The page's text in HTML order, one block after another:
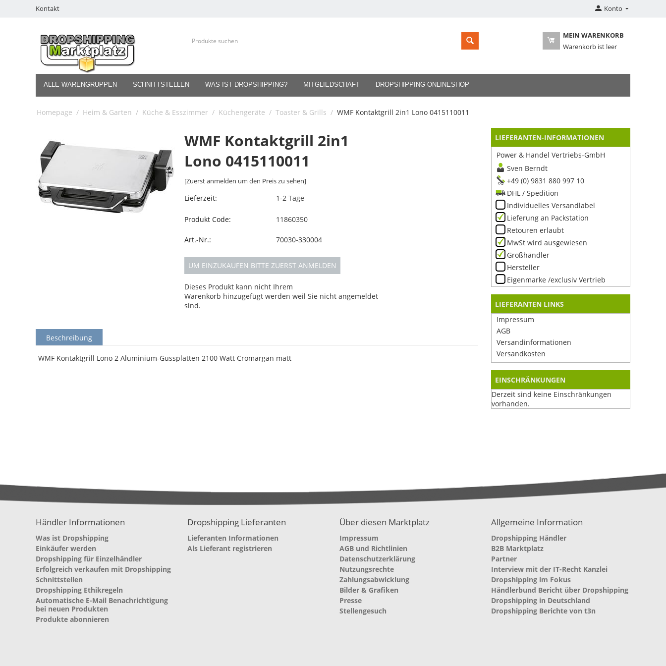
Kontakt Konto
MEIN WARENKORB
Warenkorb ist leer
ALLE WARENGRUPPEN SCHNITTSTELLEN WAS IST DROPSHIPPING? MITGLIEDSCHAFT DROPSHIPPING ONLINESHOP
Homepage / Heim & Garten / Küche & Esszimmer / Küchengeräte / Toaster & Grills / WMF Kontaktgrill 2in1 Lono 0415110011
WMF Kontaktgrill 2in1
Lono 0415110011
[Zuerst anmelden um den Preis zu sehen]
Lieferzeit: 1-2 Tage
Produkt Code: 11860350
Art.-Nr.: 70030-330004
UM EINZUKAUFEN BITTE ZUERST ANMELDEN
Dieses Produkt kann nicht Ihrem
Warenkorb hinzugefügt werden weil Sie nicht angemeldet
sind.
Beschreibung
WMF Kontaktgrill Lono 2 Aluminium-Gussplatten 2100 Watt Cromargan matt
LIEFERANTEN-INFORMATIONEN
Power & Handel Vertriebs-GmbH
Sven Berndt
+49 (0) 9831 880 997 10
DHL / Spedition
Individuelles Versandlabel
Lieferung an Packstation
Retouren erlaubt
MwSt wird ausgewiesen
Großhändler
Hersteller
Eigenmarke /exclusiv Vertrieb
LIEFERANTEN LINKS
Impressum
AGB
Versandinformationen
Versandkosten
EINSCHRÄNKUNGEN
Derzeit sind keine Einschränkungen
vorhanden.
Händler Informationen
Was ist Dropshipping
Einkäufer werden
Dropshipping für Einzelhändler
Erfolgreich verkaufen mit Dropshipping
Schnittstellen
Dropshipping Ethikregeln
Automatische E-Mail Benachrichtigung
bei neuen Produkten
Produkte abonnieren
Dropshipping Lieferanten
Lieferanten Informationen
Als Lieferant registrieren
Über diesen Marktplatz
Impressum
AGB und Richtlinien
Datenschutzerklärung
Nutzungsrechte
Zahlungsabwicklung
Bilder & Grafiken
Presse
Stellengesuch
Allgemeine Information
Dropshipping Händler
B2B Marktplatz
Partner
Interview mit der IT-Recht Kanzlei
Dropshipping im Fokus
Händlerbund Bericht über Dropshipping
Dropshipping in Deutschland
Dropshipping Berichte von t3n